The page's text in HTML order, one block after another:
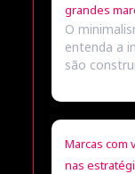
grandes
O
entenda a
são
Marcas com
nas